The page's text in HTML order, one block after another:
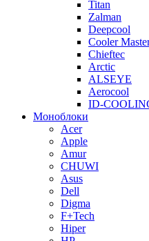
Titan
Zalman
Deepcool
Cooler
Chieftec
Arctic
ALSEYE
Aerocool
ID-
Моноблоки
Acer
Apple
Amur
CHUWI
Asus
Dell
Digma
F+Tech
Hiper